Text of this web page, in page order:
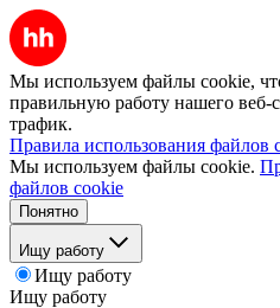
Мы используем файлы cookie,
правильную работу нашего веб-
трафик.
Правила использования файлов
Мы используем файлы cookie.
файлов cookie
Понятно
Ищу работу
Ищу работу
Ищу работу